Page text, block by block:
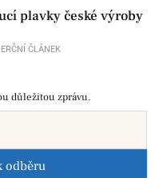
plavky české výroby
ČLÁNEK
důležitou zprávu.
odběru